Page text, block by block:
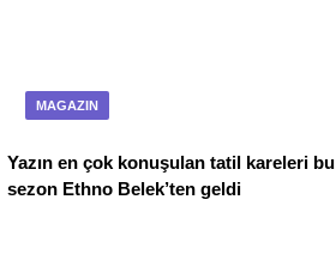
MAGAZIN
Yazın en çok konuşulan tatil kareleri bu
sezon Ethno Belek’ten geldi